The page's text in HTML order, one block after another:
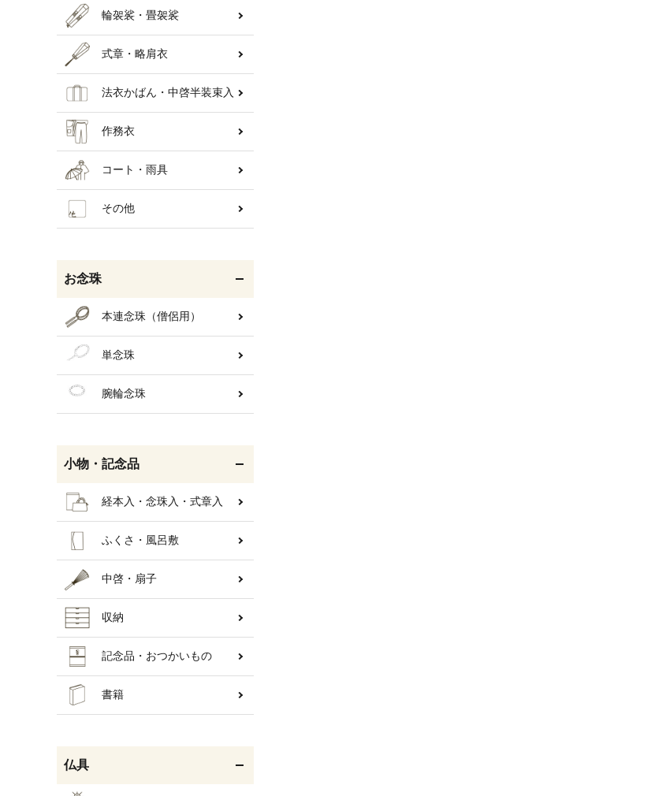
輪袈裟・畳袈裟
式章・略肩衣
法衣かばん・中啓半装束入
作務衣
コート・雨具
その他
お念珠
本連念珠（僧侶用）
単念珠
腕輪念珠
小物・記念品
経本入・念珠入・式章入
ふくさ・風呂敷
中啓・扇子
収納
記念品・おつかいもの
書籍
仏具